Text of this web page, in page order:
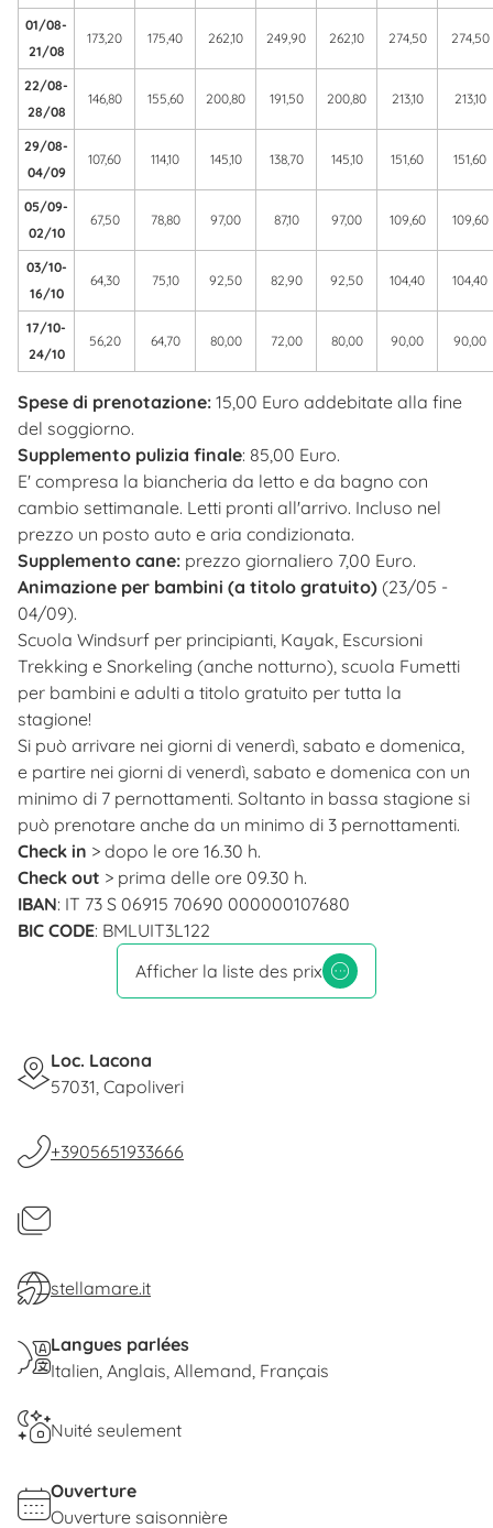
01/08-
21/08
173,20 175,40 262,10 249,90 262,10 274,50 274,50
22/08-
28/08
146,80 155,60 200,80 191,50 200,80 213,10 213,10
29/08-
04/09
107,60 114,10 145,10 138,70 145,10 151,60 151,60
05/09-
02/10
67,50 78,80 97,00 87,10 97,00 109,60 109,60
03/10-
16/10
64,30 75,10 92,50 82,90 92,50 104,40 104,40
17/10-
24/10
56,20 64,70 80,00 72,00 80,00 90,00 90,00
Spese di prenotazione: 15,00 Euro addebitate alla fine
del soggiorno.
Supplemento pulizia finale: 85,00 Euro.
E' compresa la biancheria da letto e da bagno con
cambio settimanale. Letti pronti all'arrivo. Incluso nel
prezzo un posto auto e aria condizionata.
Supplemento cane: prezzo giornaliero 7,00 Euro.
Animazione per bambini (a titolo gratuito) (23/05 -
04/09).
Scuola Windsurf per principianti, Kayak, Escursioni
Trekking e Snorkeling (anche notturno), scuola Fumetti
per bambini e adulti a titolo gratuito per tutta la
stagione!
Si può arrivare nei giorni di venerdì, sabato e domenica,
e partire nei giorni di venerdì, sabato e domenica con un
minimo di 7 pernottamenti. Soltanto in bassa stagione si
può prenotare anche da un minimo di 3 pernottamenti.
Check in > dopo le ore 16.30 h.
Check out > prima delle ore 09.30 h.
IBAN: IT 73 S 06915 70690 000000107680
BIC CODE: BMLUIT3L122
Afficher la liste des prix
Loc. Lacona
57031, Capoliveri
+3905651933666
stellamare.it
Langues parlées
Italien Anglais Allemand Français
Nuité seulement
Ouverture
Ouverture saisonnière